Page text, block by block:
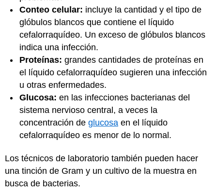
Conteo celular: incluye la cantidad y el tipo de
glóbulos blancos que contiene el líquido
cefalorraquídeo. Un exceso de glóbulos blancos
indica una infección.
Proteínas: grandes cantidades de proteínas en
el líquido cefalorraquídeo sugieren una infección
u otras enfermedades.
Glucosa: en las infecciones bacterianas del
sistema nervioso central, a veces la
concentración de glucosa en el líquido
cefalorraquídeo es menor de lo normal.
Los técnicos de laboratorio también pueden hacer
una tinción de Gram y un cultivo de la muestra en
busca de bacterias.